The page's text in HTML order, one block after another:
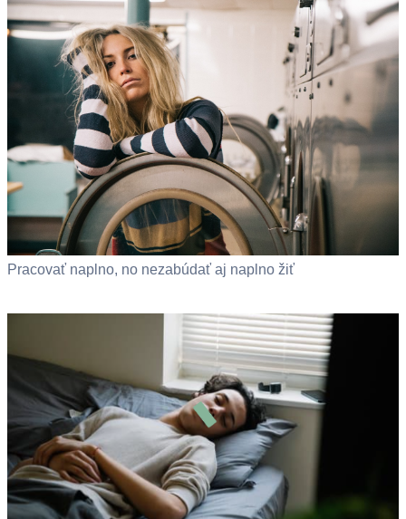
Pracovať naplno, no nezabúdať aj naplno žiť